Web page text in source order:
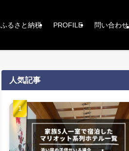
ふるさと納税 PROFILE 問い合わせ
人気記事